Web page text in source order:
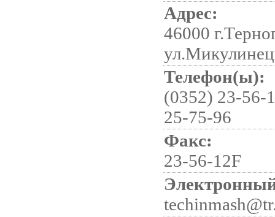
Адрес:
46000
Телефон(ы):
(0352) 23-56-
25-75-96
Факс:
23-56-12F